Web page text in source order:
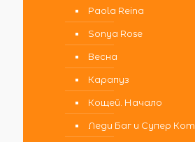
Paola Reina
Sonya Rose
Весна
Карапуз
Кощей. Начало
Леди Баг и Супер Кот